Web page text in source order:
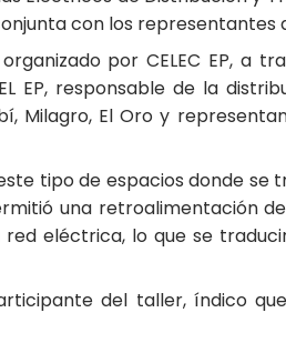
con los representantes
por CELEC EP, a
EP, responsable de la
Milagro, El Oro y
este tipo de espacios donde
una retroalimentación
eléctrica, lo que se
del taller, índico